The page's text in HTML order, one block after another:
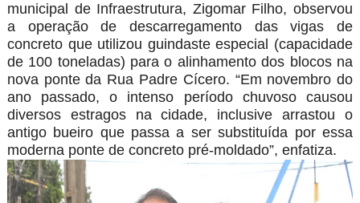
municipal de Infraestrutura, Zigomar Filho, observou
a operação de descarregamento das vigas de
concreto que utilizou guindaste especial (capacidade
de 100 toneladas) para o alinhamento dos blocos na
nova ponte da Rua Padre Cícero. “Em novembro do
ano passado, o intenso período chuvoso causou
diversos estragos na cidade, inclusive arrastou o
antigo bueiro que passa a ser substituída por essa
moderna ponte de concreto pré-moldado”, enfatiza.